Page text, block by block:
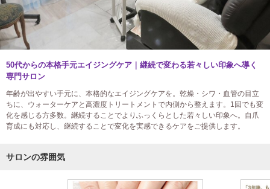
50代からの本格手元エイジングケア｜継続で変わる若々しい印象へ導く
専門サロン
年齢が出やすい手元に、本格的なエイジングケアを。乾燥・シワ・血管の目立
ちに、ウォーターケアと高濃度トリートメントで内側から整えます。1回でも変
化を感じる方多数。継続することでよりふっくらとした若々しい印象へ。自爪
育成にも対応し、継続することで変化を実感できるケアをご提供します。
サロンの雰囲気